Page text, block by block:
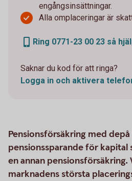
engångsinsättningar.
Alla omplaceringar är
Ring 0771-23 00 23 så
Saknar du kod för att ringa?
Logga in och aktivera
Pensionsförsäkring med
pensionssparande för
en annan
marknadens största